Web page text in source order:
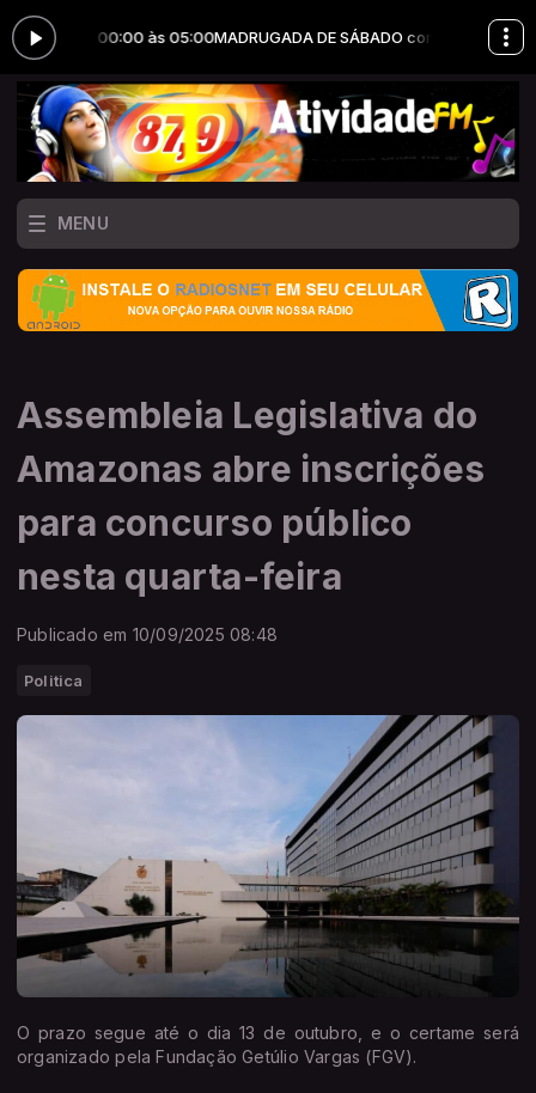
das 00:00 às 05:00MADRUGADA DE SÁBADO com JOTA ERRY
MENU
Assembleia Legislativa do
Amazonas abre inscrições
para concurso público
nesta quarta-feira
Publicado em 10/09/2025 08:48
Politica
O prazo segue até o dia 13 de outubro, e o certame será
organizado pela Fundação Getúlio Vargas (FGV).